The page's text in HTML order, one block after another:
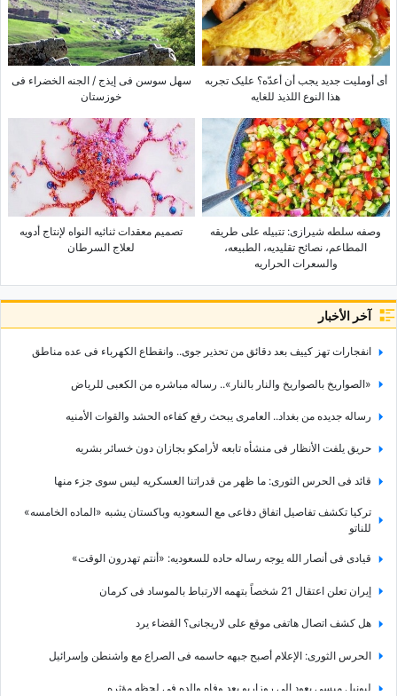
أی أوملیت جدید یجب أن أعدّه؟ علیک تجربه
هذا النوع اللذیذ للغایه
سهل سوسن فی إیذج / الجنه الخضراء فی
خوزستان
وصفه سلطه شیرازی: تتبیله على طریقه
المطاعم، نصائح تقلیدیه، الطبیعه،
والسعرات الحراریه
تصمیم معقدات ثنائیه النواه لإنتاج أدویه
لعلاج السرطان
آخر الأخبار
انفجارات تهز کییف بعد دقائق من تحذیر جوی.. وانقطاع الکهرباء فی عده مناطق
«الصواریخ بالصواریخ والنار بالنار».. رساله مباشره من الکعبی للریاض
رساله جدیده من بغداد.. العامری یبحث رفع کفاءه الحشد والقوات الأمنیه
حریق یلفت الأنظار فی منشأه تابعه لأرامکو بجازان دون خسائر بشریه
قائد فی الحرس الثوری: ما ظهر من قدراتنا العسکریه لیس سوى جزء منها
ترکیا تکشف تفاصیل اتفاق دفاعی مع السعودیه وباکستان یشبه «الماده الخامسه»
للناتو
قیادی فی أنصار الله یوجه رساله حاده للسعودیه: «أنتم تهدرون الوقت»
إیران تعلن اعتقال 21 شخصاً بتهمه الارتباط بالموساد فی کرمان
هل کشف اتصال هاتفی موقع علی لاریجانی؟ القضاء یرد
الحرس الثوری: الإعلام أصبح جبهه حاسمه فی الصراع مع واشنطن وإسرائیل
لیونیل میسی یعود إلى روزاریو بعد وفاه والده فی لحظه مؤثره